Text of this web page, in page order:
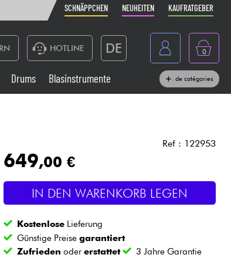
SCHNÄPPCHEN NEUHEITEN KAUFRATGEBER
HOTLINE DE
Belgique
Nederland
0
Live-Sound
Blasinstrumente
Kabel & Zubehöre
Drums Blasinstrumente de catégories
Ref : 122953
649,00 €
IN DEN WARENKORB LEGEN
Kostenlose Lieferung
Günstige Preisegarantiert
Zufrieden odererstattet 3 Jahre Garantie